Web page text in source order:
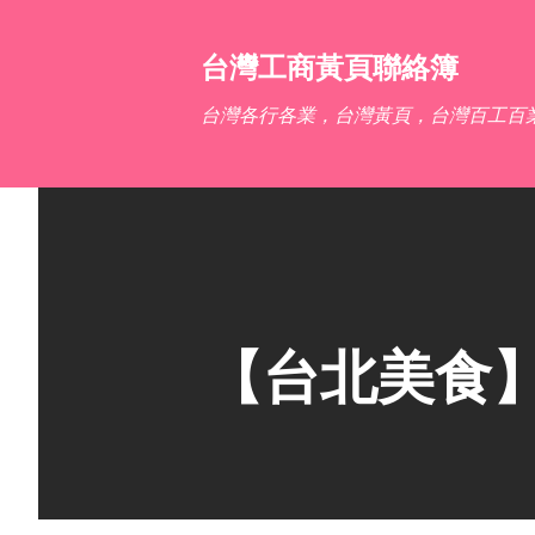
台灣工商黃頁聯絡簿
台灣各行各業，台灣黃頁，台灣百工百
【台北美